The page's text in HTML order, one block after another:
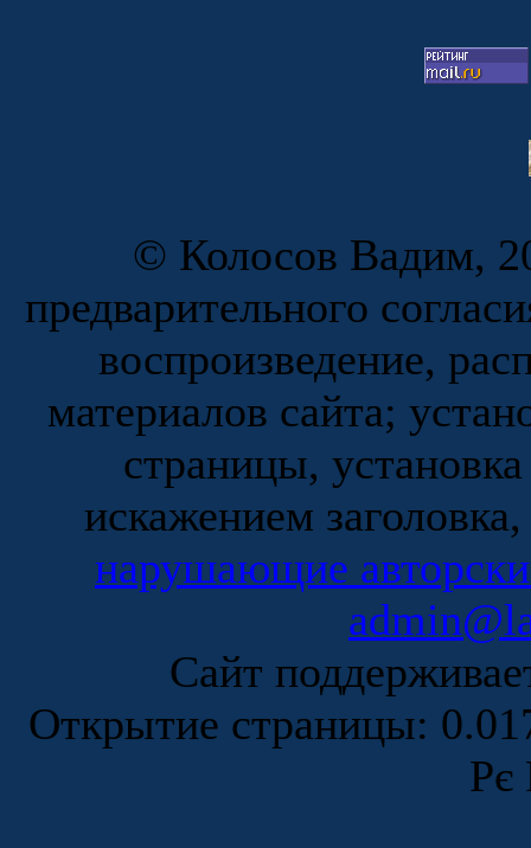
© Колосов Вадим,
предварительного
воспроизведение,
материалов сайта;
страницы,
искажением
нарушающие
Сайт
Открытие страницы:
Рє